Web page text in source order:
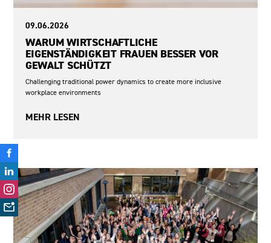
09.06.2026
WARUM WIRTSCHAFTLICHE
EIGENSTÄNDIGKEIT FRAUEN BESSER VOR
GEWALT SCHÜTZT
Challenging traditional power dynamics to create more inclusive
workplace environments
MEHR LESEN